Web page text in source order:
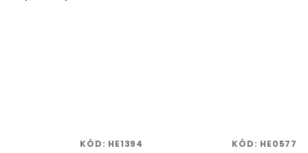
KÓD: HE1394 KÓD: HE0577